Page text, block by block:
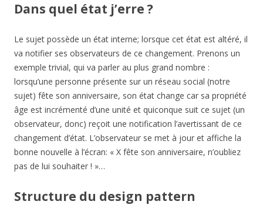
Dans quel état j’erre ?
Le sujet possède un état interne; lorsque cet état est altéré, il
va notifier ses observateurs de ce changement. Prenons un
exemple trivial, qui va parler au plus grand nombre :
lorsqu’une personne présente sur un réseau social (notre
sujet) fête son anniversaire, son état change car sa propriété
âge est incrémenté d’une unité et quiconque suit ce sujet (un
observateur, donc) reçoit une notification l’avertissant de ce
changement d’état. L’observateur se met à jour et affiche la
bonne nouvelle à l’écran: « X fête son anniversaire, n’oubliez
pas de lui souhaiter ! »…
Structure du design pattern